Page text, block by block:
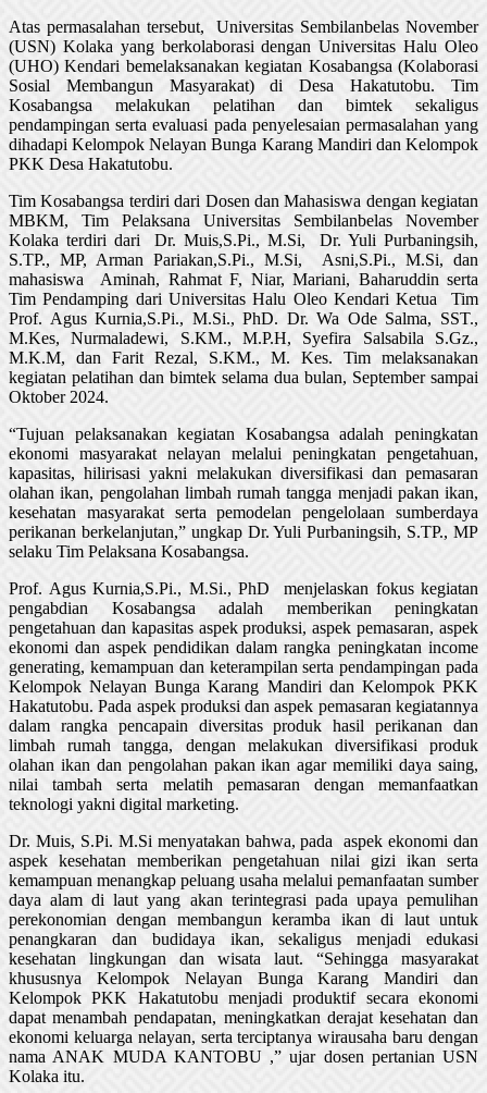
Atas permasalahan tersebut, Universitas Sembilanbelas November
(USN) Kolaka yang berkolaborasi dengan Universitas Halu Oleo
(UHO) Kendari bemelaksanakan kegiatan Kosabangsa (Kolaborasi
Sosial Membangun Masyarakat) di Desa Hakatutobu. Tim
Kosabangsa melakukan pelatihan dan bimtek sekaligus
pendampingan serta evaluasi pada penyelesaian permasalahan yang
dihadapi Kelompok Nelayan Bunga Karang Mandiri dan Kelompok
PKK Desa Hakatutobu.
Tim Kosabangsa terdiri dari Dosen dan Mahasiswa dengan kegiatan
MBKM, Tim Pelaksana Universitas Sembilanbelas November
Kolaka terdiri dari Dr. Muis,S.Pi., M.Si, Dr. Yuli Purbaningsih,
S.TP., MP, Arman Pariakan,S.Pi., M.Si, Asni,S.Pi., M.Si, dan
mahasiswa Aminah, Rahmat F, Niar, Mariani, Baharuddin serta
Tim Pendamping dari Universitas Halu Oleo Kendari Ketua Tim
Prof. Agus Kurnia,S.Pi., M.Si., PhD. Dr. Wa Ode Salma, SST.,
M.Kes, Nurmaladewi, S.KM., M.P.H, Syefira Salsabila S.Gz.,
M.K.M, dan Farit Rezal, S.KM., M. Kes. Tim melaksanakan
kegiatan pelatihan dan bimtek selama dua bulan, September sampai
Oktober 2024.
“Tujuan pelaksanakan kegiatan Kosabangsa adalah peningkatan
ekonomi masyarakat nelayan melalui peningkatan pengetahuan,
kapasitas, hilirisasi yakni melakukan diversifikasi dan pemasaran
olahan ikan, pengolahan limbah rumah tangga menjadi pakan ikan,
kesehatan masyarakat serta pemodelan pengelolaan sumberdaya
perikanan berkelanjutan,” ungkap Dr. Yuli Purbaningsih, S.TP., MP
selaku Tim Pelaksana Kosabangsa.
Prof. Agus Kurnia,S.Pi., M.Si., PhD menjelaskan fokus kegiatan
pengabdian Kosabangsa adalah memberikan peningkatan
pengetahuan dan kapasitas aspek produksi, aspek pemasaran, aspek
ekonomi dan aspek pendidikan dalam rangka peningkatan income
generating, kemampuan dan keterampilan serta pendampingan pada
Kelompok Nelayan Bunga Karang Mandiri dan Kelompok PKK
Hakatutobu. Pada aspek produksi dan aspek pemasaran kegiatannya
dalam rangka pencapain diversitas produk hasil perikanan dan
limbah rumah tangga, dengan melakukan diversifikasi produk
olahan ikan dan pengolahan pakan ikan agar memiliki daya saing,
nilai tambah serta melatih pemasaran dengan memanfaatkan
teknologi yakni digital marketing.
Dr. Muis, S.Pi. M.Si menyatakan bahwa, pada aspek ekonomi dan
aspek kesehatan memberikan pengetahuan nilai gizi ikan serta
kemampuan menangkap peluang usaha melalui pemanfaatan sumber
daya alam di laut yang akan terintegrasi pada upaya pemulihan
perekonomian dengan membangun keramba ikan di laut untuk
penangkaran dan budidaya ikan, sekaligus menjadi edukasi
kesehatan lingkungan dan wisata laut. “Sehingga masyarakat
khususnya Kelompok Nelayan Bunga Karang Mandiri dan
Kelompok PKK Hakatutobu menjadi produktif secara ekonomi
dapat menambah pendapatan, meningkatkan derajat kesehatan dan
ekonomi keluarga nelayan, serta terciptanya wirausaha baru dengan
nama ANAK MUDA KANTOBU ,” ujar dosen pertanian USN
Kolaka itu.